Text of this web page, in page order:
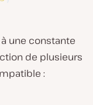
à une constante
de plusieurs
: